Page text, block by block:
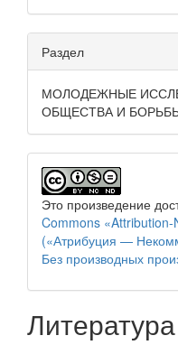
Раздел
МОЛОДЕЖНЫЕ
ОБЩЕСТВА И
Это произведение
Commons
(«Атрибуция —
Без производных
Литература